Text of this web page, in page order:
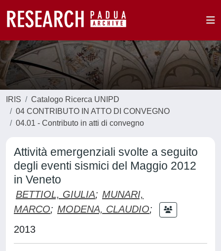
IRIS
Catalogo Ricerca UNIPD
04 CONTRIBUTO IN ATTO DI CONVEGNO
04.01 - Contributo in atti di convegno
Attività emergenziali svolte a seguito
degli eventi sismici del Maggio 2012
in Veneto
BETTIOL, GIULIA; MUNARI,
MARCO; MODENA, CLAUDIO;
2013